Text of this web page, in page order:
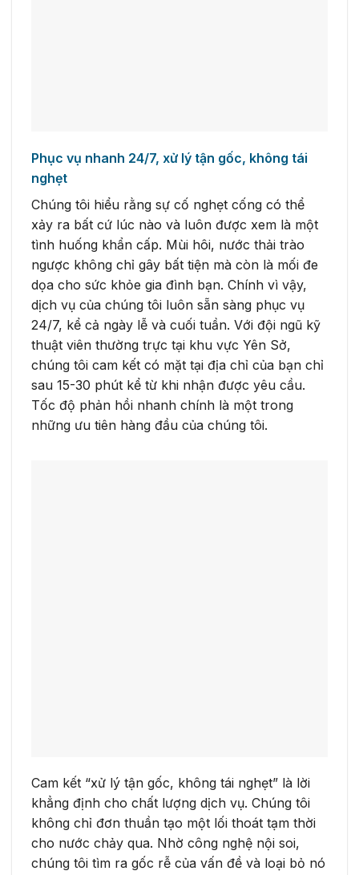
Phục vụ nhanh 24/7, xử lý tận gốc, không tái
nghẹt
Chúng tôi hiểu rằng sự cố nghẹt cống có thể
xảy ra bất cứ lúc nào và luôn được xem là một
tình huống khẩn cấp. Mùi hôi, nước thải trào
ngược không chỉ gây bất tiện mà còn là mối đe
dọa cho sức khỏe gia đình bạn. Chính vì vậy,
dịch vụ của chúng tôi luôn sẵn sàng phục vụ
24/7, kể cả ngày lễ và cuối tuần. Với đội ngũ kỹ
thuật viên thường trực tại khu vực Yên Sở,
chúng tôi cam kết có mặt tại địa chỉ của bạn chỉ
sau 15-30 phút kể từ khi nhận được yêu cầu.
Tốc độ phản hồi nhanh chính là một trong
những ưu tiên hàng đầu của chúng tôi.
Cam kết “xử lý tận gốc, không tái nghẹt” là lời
khẳng định cho chất lượng dịch vụ. Chúng tôi
không chỉ đơn thuần tạo một lối thoát tạm thời
cho nước chảy qua. Nhờ công nghệ nội soi,
chúng tôi tìm ra gốc rễ của vấn đề và loại bỏ nó